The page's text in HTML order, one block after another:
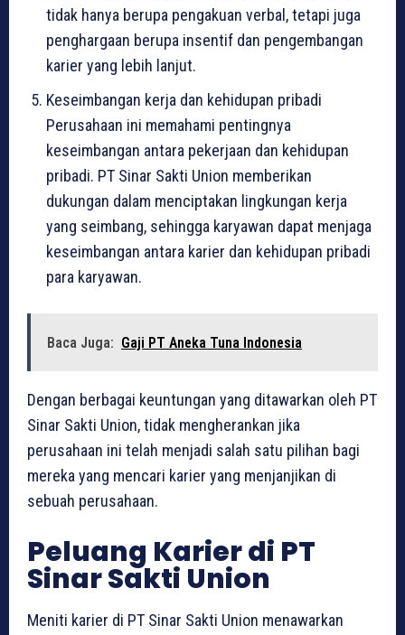
tidak hanya berupa pengakuan verbal, tetapi juga
penghargaan berupa insentif dan pengembangan
karier yang lebih lanjut.
Keseimbangan kerja dan kehidupan pribadi
Perusahaan ini memahami pentingnya
keseimbangan antara pekerjaan dan kehidupan
pribadi. PT Sinar Sakti Union memberikan
dukungan dalam menciptakan lingkungan kerja
yang seimbang, sehingga karyawan dapat menjaga
keseimbangan antara karier dan kehidupan pribadi
para karyawan.
Baca Juga: Gaji PT Aneka Tuna Indonesia
Dengan berbagai keuntungan yang ditawarkan oleh PT
Sinar Sakti Union, tidak mengherankan jika
perusahaan ini telah menjadi salah satu pilihan bagi
mereka yang mencari karier yang menjanjikan di
sebuah perusahaan.
Peluang Karier di PT
Sinar Sakti Union
Meniti karier di PT Sinar Sakti Union menawarkan